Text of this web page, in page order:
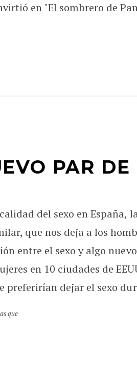
en "El sombrero de
PAR DE
del sexo en España,
que nos deja a los
entre el sexo y algo
en 10 ciudades de
preferirían dejar el sexo
que